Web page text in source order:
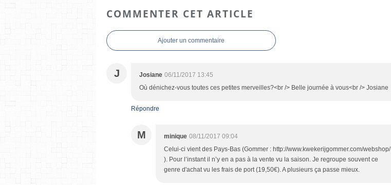
COMMENTER CET ARTICLE
Ajouter un commentaire
J Josiane 06/11/2017 13:45
Où dénichez-vous toutes ces petites merveilles?<br /> Belle journée à vous<br /> Josiane
Répondre
M minique 08/11/2017 09:04
Celui-ci vient des Pays-Bas (Gommer : http://www.kwekerijgommer.com/webshop/
). Pour l’instant il n’y en a pas à la vente vu la saison. Je regroupe souvent ce
genre d'achat vu les frais de port (19,50€). A plusieurs ça passe mieux.